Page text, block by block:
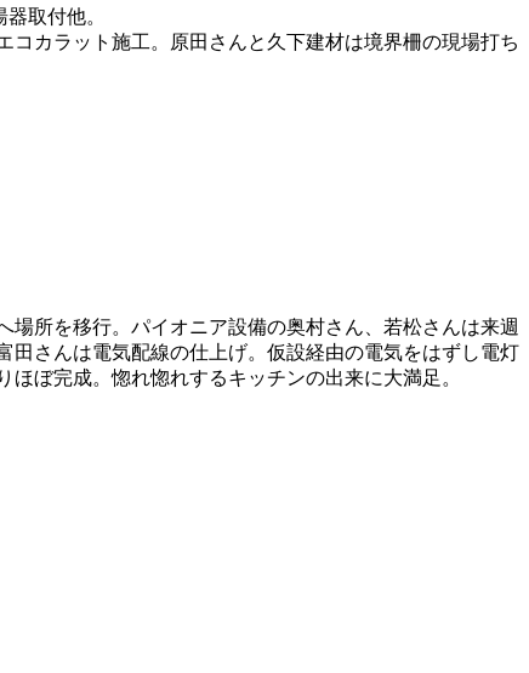
取付他。
カラット施工。原田さんと久下建材は境界柵の現場打ち
所を移行。パイオニア設備の奥村さん、若松さんは来週
さんは電気配線の仕上げ。仮設経由の電気をはずし電灯
ぼ完成。惚れ惚れするキッチンの出来に大満足。